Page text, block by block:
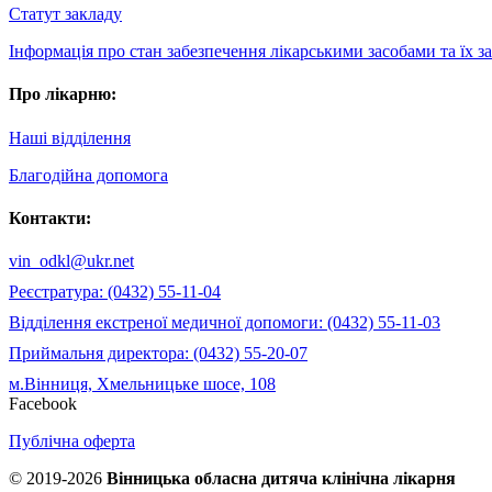
Статут закладу
Інформація про стан забезпечення лікарськими засобами та їх
Про лікарню:
Наші відділення
Благодійна допомога
Контакти:
vin_odkl@ukr.net
Реєстратура: (0432) 55-11-04
Відділення екстреної медичної допомоги: (0432) 55-11-03
Приймальня директора: (0432) 55-20-07
м.Вінниця, Хмельницьке шосе, 108
Facebook
Публічна оферта
© 2019-2026 Вінницька обласна дитяча клінічна лікарня